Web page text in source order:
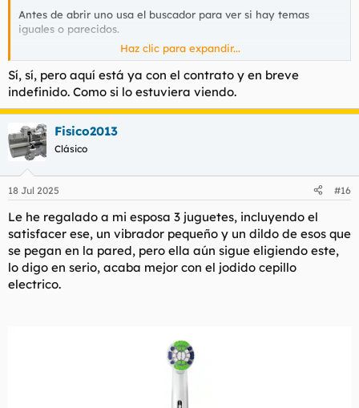
Antes de abrir uno usa el buscador para ver si hay temas
iguales o parecidos.
Vas por donde no es.
Haz clic para expandir...
Sí, sí, pero aquí está ya con el contrato y en breve
indefinido. Como si lo estuviera viendo.
Fisico2013
Clásico
18 Jul 2025 #16
Le he regalado a mi esposa 3 juguetes, incluyendo el
satisfacer ese, un vibrador pequeño y un dildo de esos que
se pegan en la pared, pero ella aún sigue eligiendo este,
lo digo en serio, acaba mejor con el jodido cepillo
electrico.